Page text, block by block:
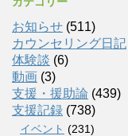
お知らせ (511)
カウンセリング日記
体験談 (6)
動画 (3)
支援・援助論 (439)
支援記録 (738)
イベント (231)